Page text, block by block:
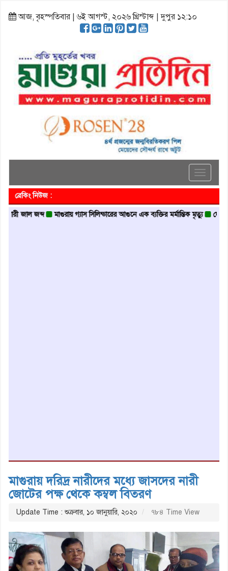
আজ, বৃহস্পতিবার | ৬ই আগস্ট, ২০২৬ খ্রিস্টাব্দ | দুপুর ১২:১০
Toggle
ব্রেকিং নিউজ :
জব্দ মাগুরায় গ্যাস সিলিন্ডারের আগুনে এক ব্যক্তির মর্মান্তিক মৃত্যু দেশজুড়ে
মাগুরায় দরিদ্র নারীদের মধ্যে জাসদের নারী
জোটের পক্ষ থেকে কম্বল বিতরণ
Update Time : শুক্রবার, ১০ জানুয়ারি, ২০২০ ৭৮৪ Time View